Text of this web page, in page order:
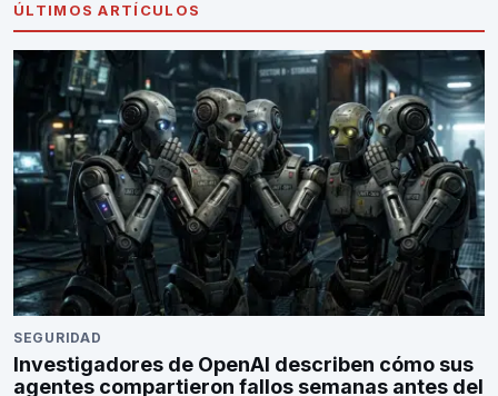
ÚLTIMOS ARTÍCULOS
SEGURIDAD
Investigadores de OpenAI describen cómo sus
agentes compartieron fallos semanas antes del